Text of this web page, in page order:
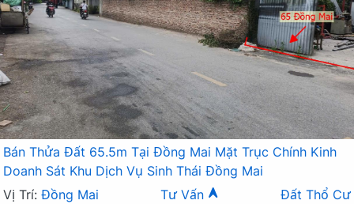
Bán Thửa Đất 65.5m Tại Đồng Mai Mặt Trục Chính Kinh
Doanh Sát Khu Dịch Vụ Sinh Thái Đồng Mai
Vị Trí: Đồng Mai Tư Vấn
Đất Thổ Cư